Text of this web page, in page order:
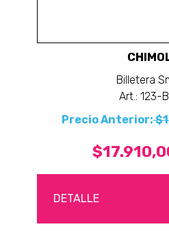
Billetera
Art.: 123-
Precio Anterior:
DETALLE